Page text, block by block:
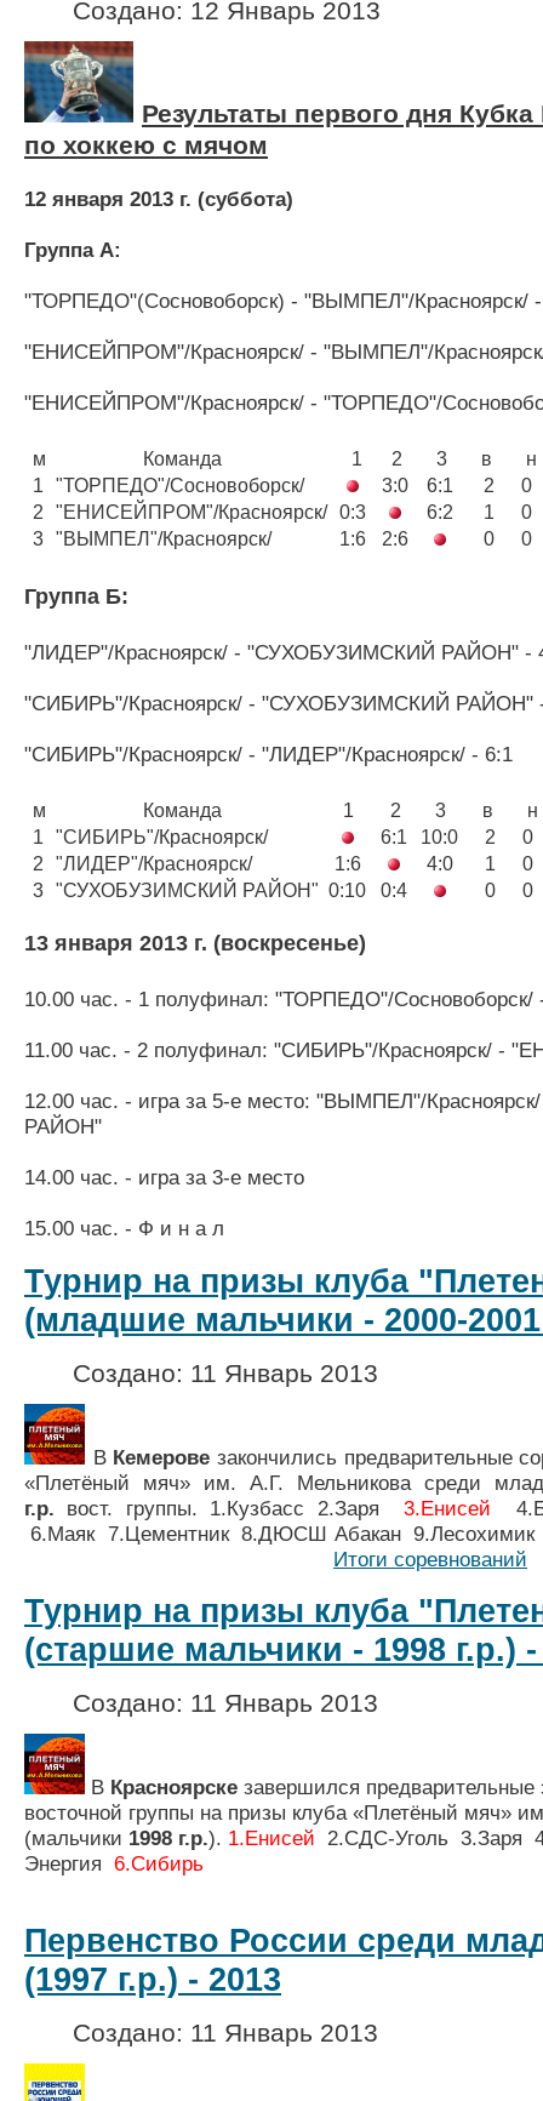
Создано: 12 Январь 2013
Результаты первого дня
по хоккею с мячом
12 января 2013 г. (суббота)
Группа А:
"ТОРПЕДО"(Сосновоборск) - "ВЫМПЕЛ"/Красноярск/
"ЕНИСЕЙПРОМ"/Красноярск/ - "ВЫМПЕЛ"/
"ЕНИСЕЙПРОМ"/Красноярск/ - "ТОРПЕДО"/
м Команда 1 2 3 в
1
"ТОРПЕДО"/Сосновоборск/ 3:0 6:1 2
0
2
"ЕНИСЕЙПРОМ"/Красноярск/ 0:3 6:2 1
0
3 "ВЫМПЕЛ"/Красноярск/ 1:6 2:6 0 0
Группа Б:
"ЛИДЕР"/Красноярск/ - "СУХОБУЗИМСКИЙ РАЙОН" -
"СИБИРЬ"/Красноярск/ - "СУХОБУЗИМСКИЙ РАЙОН"
"СИБИРЬ"/Красноярск/ - "ЛИДЕР"/Красноярск/ - 6:1
м Команда 1 2 3 в
1
"СИБИРЬ"/Красноярск/ 6:1 10:0 2
0
2
"ЛИДЕР"/Красноярск/ 1:6 4:0 1
0
3 "СУХОБУЗИМСКИЙ РАЙОН" 0:10 0:4 0 0
13 января 2013 г. (воскресенье)
10.00 час. - 1 полуфинал: "ТОРПЕДО"/Сосновоборск/
11.00 час. - 2 полуфинал: "СИБИРЬ"/Красноярск/ -
12.00 час. - игра за 5-е место: "ВЫМПЕЛ"/
РАЙОН"
14.00 час. - игра за 3-е место
15.00 час. - Ф и н а л
Турнир на призы клуба
(младшие мальчики - 2000-2001
Создано: 11 Январь 2013
В Кемерове закончились предварительные
«Плетёный мяч» им. А.Г. Мельникова среди
г.р. вост. группы. 1.Кузбасс 2.Заря3.Енисей
6.Маяк 7.Цементник 8.ДЮСШ Абакан
Итоги соревнований
Турнир на призы клуба
(старшие мальчики - 1998 г.р.) -
Создано: 11 Январь 2013
В Красноярске завершился предварительные
восточной группы на призы клуба «Плетёный мяч»
(мальчики 1998 г.р.). 1.Енисей 2.СДС-Уголь 3.Заря
Энергия 6.Сибирь
Первенство России среди
(1997 г.р.) - 2013
Создано: 11 Январь 2013